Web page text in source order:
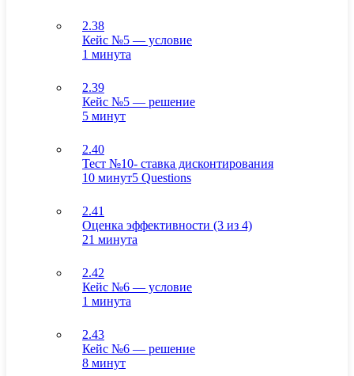
2.38
Кейс №5 — условие
1 минута
2.39
Кейс №5 — решение
5 минут
2.40
Тест №10- ставка дисконтирования
10 минут5 Questions
2.41
Оценка эффективности (3 из 4)
21 минута
2.42
Кейс №6 — условие
1 минута
2.43
Кейс №6 — решение
8 минут